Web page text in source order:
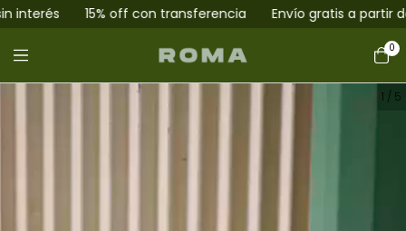
15% off con transferencia Envío gratis a partir de
0
1 / 5